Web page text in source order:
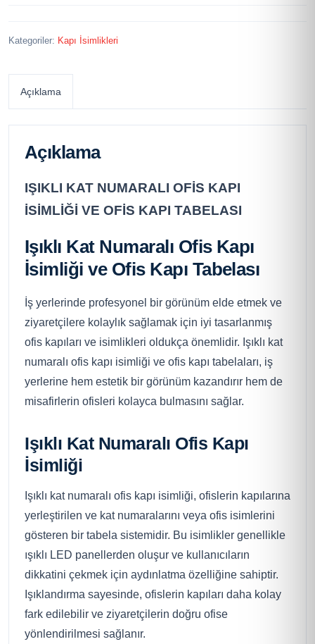
Kategoriler: Kapı İsimlikleri
Açıklama
Açıklama
IŞIKLI KAT NUMARALI OFİS KAPI
İSİMLİĞİ VE OFİS KAPI TABELASI
Işıklı Kat Numaralı Ofis Kapı
İsimliği ve Ofis Kapı Tabelası
İş yerlerinde profesyonel bir görünüm elde etmek ve
ziyaretçilere kolaylık sağlamak için iyi tasarlanmış
ofis kapıları ve isimlikleri oldukça önemlidir. Işıklı kat
numaralı ofis kapı isimliği ve ofis kapı tabelaları, iş
yerlerine hem estetik bir görünüm kazandırır hem de
misafirlerin ofisleri kolayca bulmasını sağlar.
Işıklı Kat Numaralı Ofis Kapı
İsimliği
Işıklı kat numaralı ofis kapı isimliği, ofislerin kapılarına
yerleştirilen ve kat numaralarını veya ofis isimlerini
gösteren bir tabela sistemidir. Bu isimlikler genellikle
ışıklı LED panellerden oluşur ve kullanıcıların
dikkatini çekmek için aydınlatma özelliğine sahiptir.
Işıklandırma sayesinde, ofislerin kapıları daha kolay
fark edilebilir ve ziyaretçilerin doğru ofise
yönlendirilmesi sağlanır.